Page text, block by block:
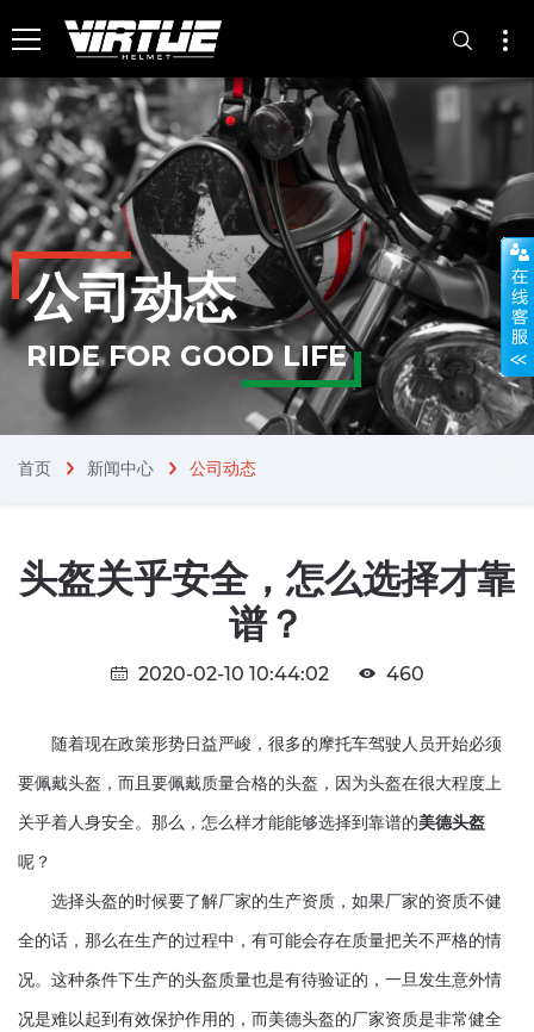
公司动态
RIDE FOR GOOD LIFE
首页 chevron_right
新闻中心 公司动态
头盔关乎安全，怎么选择才靠
谱？
2020-02-10 10:44:02 460
随着现在政策形势日益严峻，很多的摩托车驾驶人员开始必须
要佩戴头盔，而且要佩戴质量合格的头盔，因为头盔在很大程度上
关乎着人身安全。那么，怎么样才能能够选择到靠谱的美德头盔
呢？
选择头盔的时候要了解厂家的生产资质，如果厂家的资质不健
全的话，那么在生产的过程中，有可能会存在质量把关不严格的情
况。这种条件下生产的头盔质量也是有待验证的，一旦发生意外情
况是难以起到有效保护作用的，而美德头盔的厂家资质是非常健全